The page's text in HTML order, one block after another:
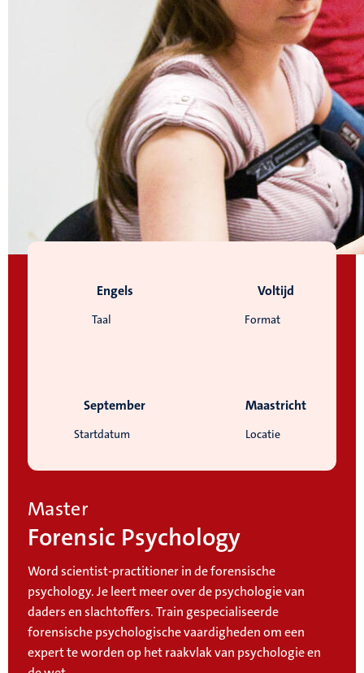
Taal
Engels
Format
Voltijd
Startdatum
September
Locatie
Maastricht
Master
Forensic Psychology
Word scientist-practitioner in de forensische
psychology. Je leert meer over de psychologie van
daders en slachtoffers. Train gespecialiseerde
forensische psychologische vaardigheden om een
expert te worden op het raakvlak van psychologie en